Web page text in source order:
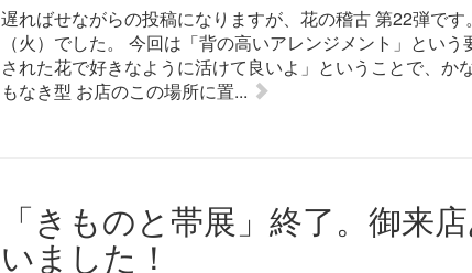
遅ればせながらの投稿になりますが、花の稽古 第22弾で
（火）でした。 今回は「背の高いアレンジメント」とい
された花で好きなように活けて良いよ」ということで、か
もなき型 お店のこの場所に置...
「きものと帯展」終了。御来
いました！